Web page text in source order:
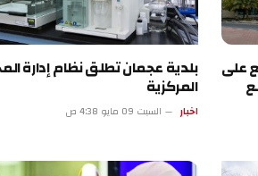
بلدية عجمان تطلق نظام إدارة المختبرات
المركزية
السبت 09 مايو 4:38 ص